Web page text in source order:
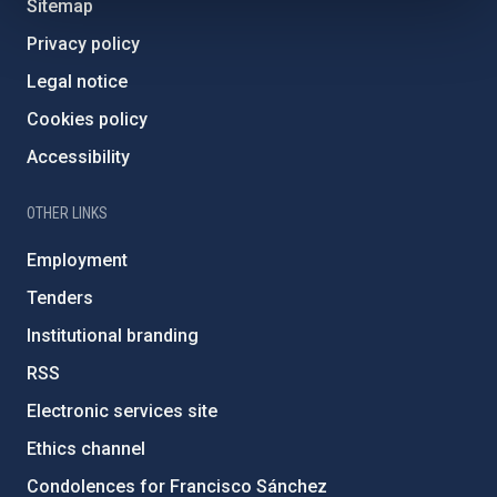
Sitemap
Privacy policy
Legal notice
Cookies policy
Accessibility
OTHER LINKS
Employment
Tenders
Institutional branding
RSS
Electronic services site
Ethics channel
Condolences for Francisco Sánchez